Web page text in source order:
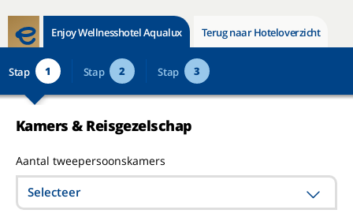
Enjoy Wellnesshotel Aqualux Terug naar Hoteloverzicht
Stap 1 Stap 2 Stap 3
Kamers & Reisgezelschap
Aantal tweepersoonskamers
Selecteer